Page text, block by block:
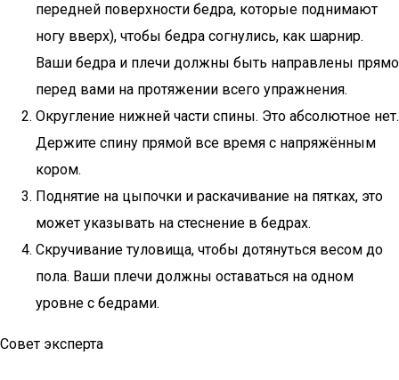
передней поверхности бедра, которые поднимают
ногу вверх), чтобы бедра согнулись, как шарнир.
Ваши бедра и плечи должны быть направлены прямо
перед вами на протяжении всего упражнения.
Округление нижней части спины. Это абсолютное нет.
Держите спину прямой все время с напряжённым
кором.
Поднятие на цыпочки и раскачивание на пятках, это
может указывать на стеснение в бедрах.
Скручивание туловища, чтобы дотянуться весом до
пола. Ваши плечи должны оставаться на одном
уровне с бедрами.
Совет эксперта